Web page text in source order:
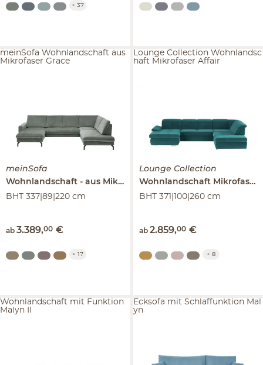
+ 37
meinSofa
Wohnlandschaft aus Mikrofaser
Grace
BHT 337|89|220 cm
ab 3.389,00 €
meinSofa Wohnlandschaft aus
Mikrofaser Grace
+ 17
Lounge Collection
Wohnlandschaft Mikrofaser
BHT 371|100|260 cm
ab 2.859,00 €
Lounge Collection Wohnlandsc
haft Mikrofaser Affair
+ 8
Wohnlandschaft mit Funktion
Malyn II
Ecksofa mit Schlaffunktion Mal
yn